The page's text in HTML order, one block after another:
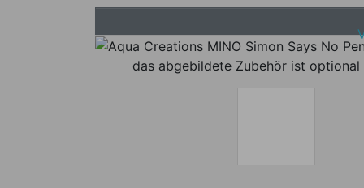
das abgebildete Zubehör ist optional